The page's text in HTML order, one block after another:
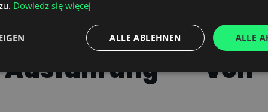
von
Dowiedz się więcej
ALLE
ALLE ABLEHNEN